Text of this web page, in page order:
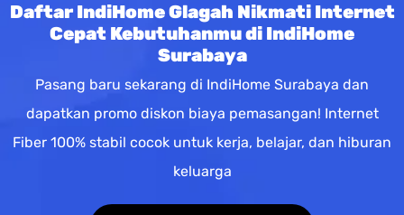
Daftar IndiHome Glagah Nikmati Internet
Cepat Kebutuhanmu di IndiHome
Surabaya
Pasang baru sekarang di IndiHome Surabaya dan
dapatkan promo diskon biaya pemasangan! Internet
Fiber 100% stabil cocok untuk kerja, belajar, dan hiburan
keluarga